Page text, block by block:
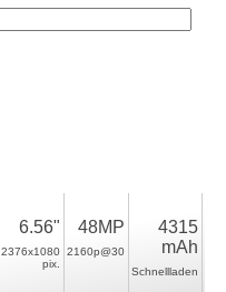
6.56"
2376x1080
pix.
48MP
2160p@30
4315
mAh
Schnellladen